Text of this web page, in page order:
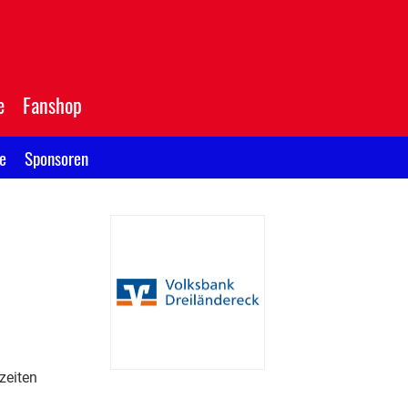
Fanshop
Sponsoren